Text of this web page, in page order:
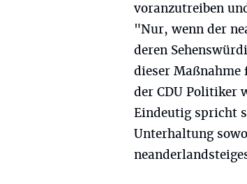
voranzutreiben
"Nur, wenn der
deren
dieser
der CDU Politiker
Eindeutig spricht
Unterhaltung